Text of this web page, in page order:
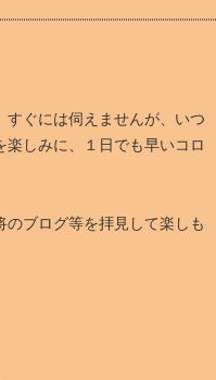
すぐには伺えませんが、いつ
しみに、１日でも早いコロ
ブログ等を拝見して楽しも